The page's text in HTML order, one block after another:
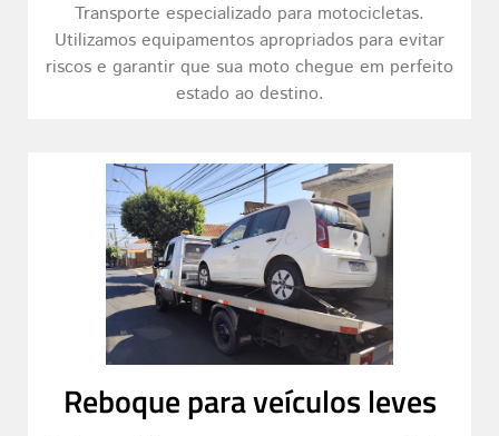
Transporte especializado para motocicletas.
Utilizamos equipamentos apropriados para evitar
riscos e garantir que sua moto chegue em perfeito
estado ao destino.
Reboque para veículos leves